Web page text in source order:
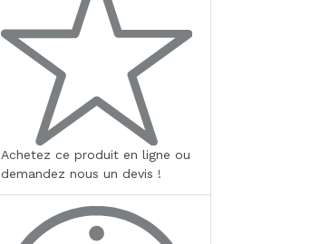
Achetez ce produit en ligne ou
demandez nous un devis !